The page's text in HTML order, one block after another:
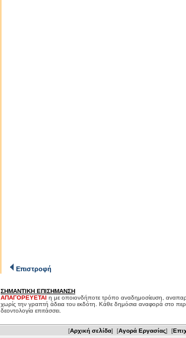
Επιστροφή
ΣΗΜΑΝΤΙΚΗ ΕΠΙΣΗΜΑΝΣΗ
ΑΠΑΓΟΡΕΥΕΤΑΙ η με οποιονδήποτε τρόπο αναδημοσίευση,
χωρίς την γραπτή άδεια του εκδότη. Κάθε δημόσια αναφορά στο
δεοντολογία επιτάσσει.
[Αρχική σελίδα] [Αγορά Εργασίας] [